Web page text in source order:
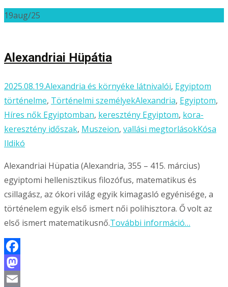
19aug/25
Alexandriai Hüpátia
2025.08.19.Alexandria és környéke látnivalói, Egyiptom
történelme, Történelmi személyekAlexandria, Egyiptom,
Híres nők Egyiptomban, keresztény Egyiptom, kora-
keresztény időszak, Muszeion, vallási megtorlásokKósa
Ildikó
Alexandriai Hüpatia (Alexandria, 355 – 415. március)
egyiptomi hellenisztikus filozófus, matematikus és
csillagász, az ókori világ egyik kimagasló egyénisége, a
történelem egyik első ismert női polihisztora. Ő volt az
első ismert matematikusnő.További információ…
Facebook
Mastodon